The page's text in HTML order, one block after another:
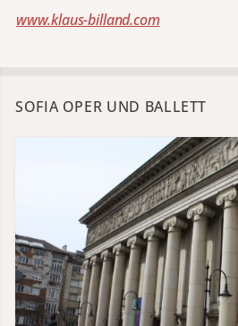
www.klaus-billand.com
SOFIA OPER UND BALLETT